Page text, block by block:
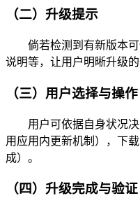
（二）升级提示
倘若检测到有新版本
说明等，让用户明晰升级的
（三）用户选择与操作
用户可依据自身状况
用应用内更新机制），下
成）。
（四）升级完成与验证